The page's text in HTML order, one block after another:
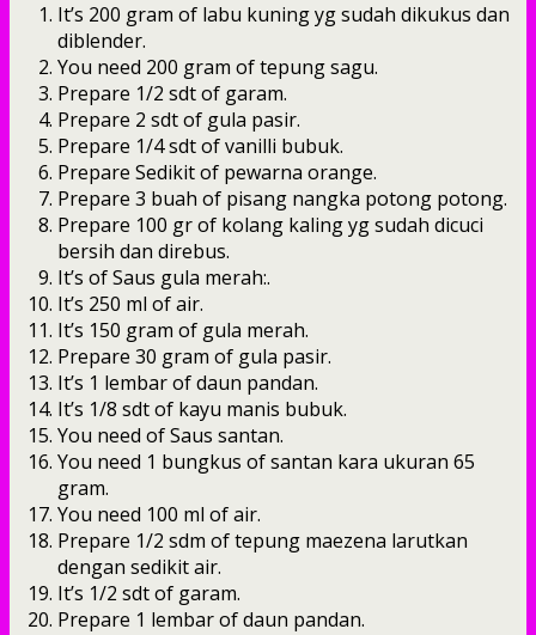
It’s 200 gram of labu kuning yg sudah dikukus dan
diblender.
You need 200 gram of tepung sagu.
Prepare 1/2 sdt of garam.
Prepare 2 sdt of gula pasir.
Prepare 1/4 sdt of vanilli bubuk.
Prepare Sedikit of pewarna orange.
Prepare 3 buah of pisang nangka potong potong.
Prepare 100 gr of kolang kaling yg sudah dicuci
bersih dan direbus.
It’s of Saus gula merah:.
It’s 250 ml of air.
It’s 150 gram of gula merah.
Prepare 30 gram of gula pasir.
It’s 1 lembar of daun pandan.
It’s 1/8 sdt of kayu manis bubuk.
You need of Saus santan.
You need 1 bungkus of santan kara ukuran 65
gram.
You need 100 ml of air.
Prepare 1/2 sdm of tepung maezena larutkan
dengan sedikit air.
It’s 1/2 sdt of garam.
Prepare 1 lembar of daun pandan.